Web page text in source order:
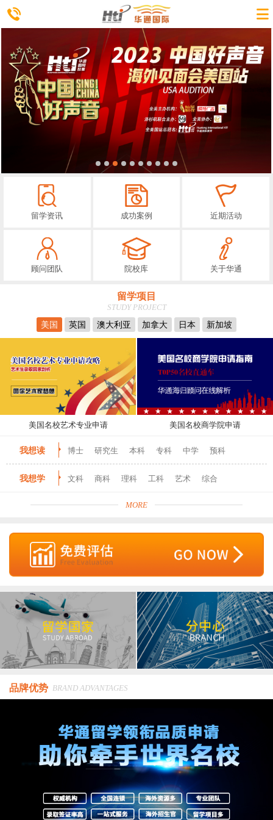
留学资讯 成功案例 近期活动
顾问团队 院校库 关于华通
留学项目
STUDY PROJECT
美国
英国 澳大利亚 加拿大 日本 新加坡
美国名校艺术专业申请 美国名校商学院申请
我想读 博士 研究生 本科 专科 中学 预科
我想学 文科 商科 理科 工科 艺术 综合
MORE
品牌优势 BRAND ADVANTAGES